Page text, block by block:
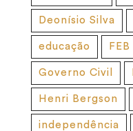
Deonísio Silva
educação FEB
Governo Civil
Henri Bergson
independência